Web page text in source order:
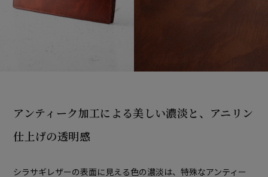
アンティーク加工による美しい濃淡と、 アニリン
仕上げの透明感
シラサギレザーの表面に見える色の濃淡は、特殊なアンティー